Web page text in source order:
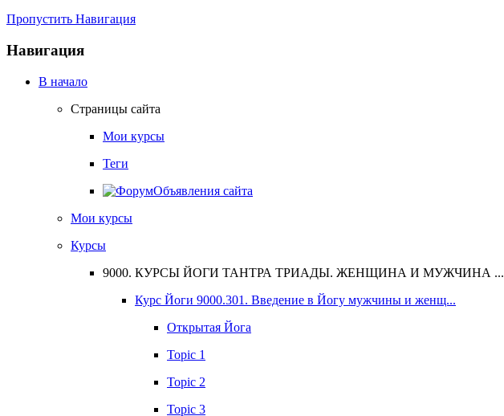
Пропустить Навигация
Навигация
В начало
Страницы сайта
Мои курсы
Теги
Объявления сайта
Мои курсы
Курсы
9000. КУРСЫ ЙОГИ ТАНТРА ТРИАДЫ. ЖЕНЩИНА И МУЖЧИНА ...
Курс Йоги 9000.301. Введение в Йогу мужчины и женщ...
Открытая Йога
Topic 1
Topic 2
Topic 3